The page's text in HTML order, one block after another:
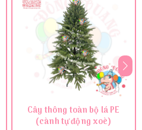
Cây thông toàn bộ lá PE
(cành tự động xoè)